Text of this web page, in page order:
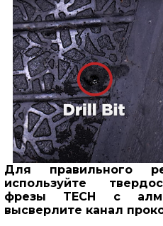
Для правильного
используйте
фрезы TECH с
высверлите канал